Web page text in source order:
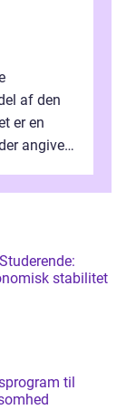
af den
er en
angiver
stabilitet
til